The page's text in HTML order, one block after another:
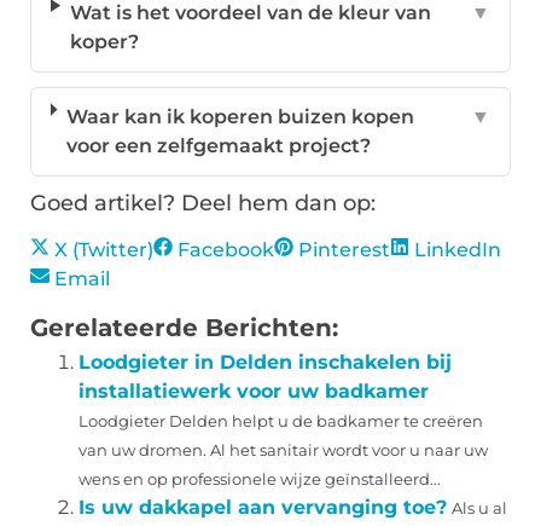
Wat is het voordeel van de kleur van
koper?
▼
Waar kan ik koperen buizen kopen
voor een zelfgemaakt project?
▼
Goed artikel? Deel hem dan op:
X (Twitter) Facebook Pinterest
LinkedIn
Email
Gerelateerde Berichten:
Loodgieter in Delden inschakelen bij
installatiewerk voor uw badkamer
Loodgieter Delden helpt u de badkamer te creëren
van uw dromen. Al het sanitair wordt voor u naar uw
wens en op professionele wijze geïnstalleerd...
Is uw dakkapel aan vervanging toe? Als u al